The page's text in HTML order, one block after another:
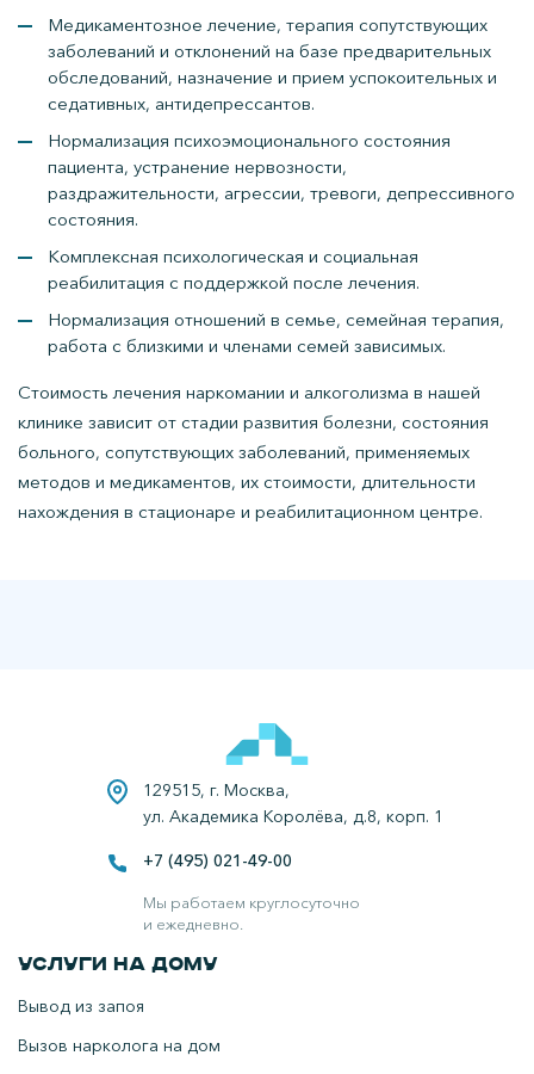
Медикаментозное лечение, терапия сопутствующих
заболеваний и отклонений на базе предварительных
обследований, назначение и прием успокоительных и
седативных, антидепрессантов.
Нормализация психоэмоционального состояния
пациента, устранение нервозности,
раздражительности, агрессии, тревоги, депрессивного
состояния.
Комплексная психологическая и социальная
реабилитация с поддержкой после лечения.
Нормализация отношений в семье, семейная терапия,
работа с близкими и членами семей зависимых.
Стоимость лечения наркомании и алкоголизма в нашей
клинике зависит от стадии развития болезни, состояния
больного, сопутствующих заболеваний, применяемых
методов и медикаментов, их стоимости, длительности
нахождения в стационаре и реабилитационном центре.
129515, г. Москва,
ул. Академика Королёва, д.8, корп. 1
+7 (495) 021-49-00
Мы работаем круглосуточно
и ежедневно.
Все права защищены.
Наркологическая клиника в Егорьевске.
Услуги на дому
Вывод из запоя
Вызов нарколога на дом